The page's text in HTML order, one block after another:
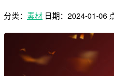
分类： 素材 日期： 2024-01-06